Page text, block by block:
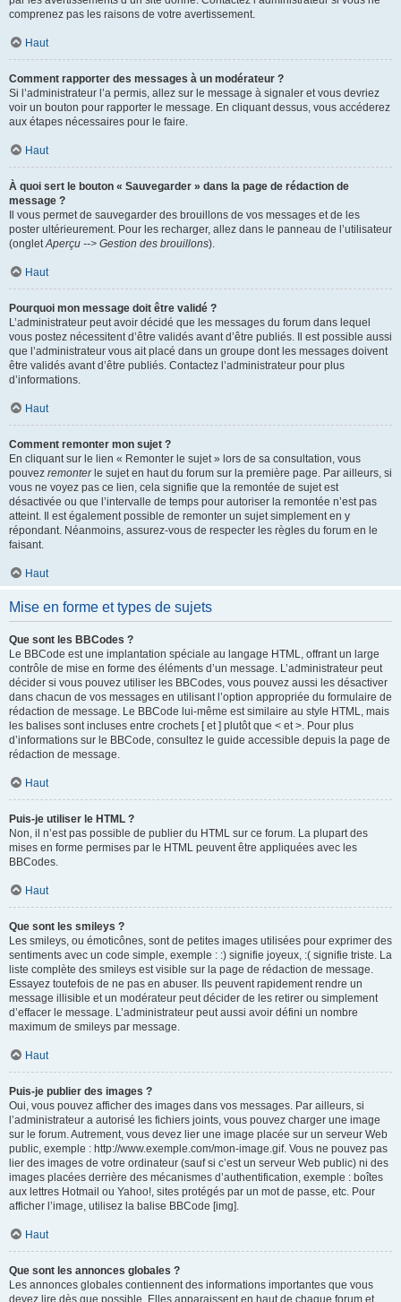
comprenez pas les raisons de votre avertissement.
Haut
Comment rapporter des messages à un modérateur ?
Si l’administrateur l’a permis, allez sur le message à signaler et vous devriez
voir un bouton pour rapporter le message. En cliquant dessus, vous accéderez
aux étapes nécessaires pour le faire.
Haut
À quoi sert le bouton « Sauvegarder » dans la page de rédaction de
message ?
Il vous permet de sauvegarder des brouillons de vos messages et de les
poster ultérieurement. Pour les recharger, allez dans le panneau de l’utilisateur
(ongletAperçu --> Gestion des brouillons).
Haut
Pourquoi mon message doit être validé ?
L’administrateur peut avoir décidé que les messages du forum dans lequel
vous postez nécessitent d’être validés avant d’être publiés. Il est possible aussi
que l’administrateur vous ait placé dans un groupe dont les messages doivent
être validés avant d’être publiés. Contactez l’administrateur pour plus
d’informations.
Haut
Comment remonter mon sujet ?
En cliquant sur le lien « Remonter le sujet » lors de sa consultation, vous
pouvez remonterle sujet en haut du forum sur la première page. Par ailleurs, si
vous ne voyez pas ce lien, cela signifie que la remontée de sujet est
désactivée ou que l’intervalle de temps pour autoriser la remontée n’est pas
atteint. Il est également possible de remonter un sujet simplement en y
répondant. Néanmoins, assurez-vous de respecter les règles du forum en le
faisant.
Haut
Mise en forme et types de sujets
Que sont les BBCodes ?
Le BBCode est une implantation spéciale au langage HTML, offrant un large
contrôle de mise en forme des éléments d’un message. L’administrateur peut
décider si vous pouvez utiliser les BBCodes, vous pouvez aussi les désactiver
dans chacun de vos messages en utilisant l’option appropriée du formulaire de
rédaction de message. Le BBCode lui-même est similaire au style HTML, mais
les balises sont incluses entre crochets [ et ] plutôt que < et >. Pour plus
d’informations sur le BBCode, consultez le guide accessible depuis la page de
rédaction de message.
Haut
Puis-je utiliser le HTML ?
Non, il n’est pas possible de publier du HTML sur ce forum. La plupart des
mises en forme permises par le HTML peuvent être appliquées avec les
BBCodes.
Haut
Que sont les smileys ?
Les smileys, ou émoticônes, sont de petites images utilisées pour exprimer des
sentiments avec un code simple, exemple : :) signifie joyeux, :( signifie triste. La
liste complète des smileys est visible sur la page de rédaction de message.
Essayez toutefois de ne pas en abuser. Ils peuvent rapidement rendre un
message illisible et un modérateur peut décider de les retirer ou simplement
d’effacer le message. L’administrateur peut aussi avoir défini un nombre
maximum de smileys par message.
Haut
Puis-je publier des images ?
Oui, vous pouvez afficher des images dans vos messages. Par ailleurs, si
l’administrateur a autorisé les fichiers joints, vous pouvez charger une image
sur le forum. Autrement, vous devez lier une image placée sur un serveur Web
public, exemple : http://www.exemple.com/mon-image.gif. Vous ne pouvez pas
lier des images de votre ordinateur (sauf si c’est un serveur Web public) ni des
images placées derrière des mécanismes d’authentification, exemple : boîtes
aux lettres Hotmail ou Yahoo!, sites protégés par un mot de passe, etc. Pour
afficher l’image, utilisez la balise BBCode [img].
Haut
Que sont les annonces globales ?
Les annonces globales contiennent des informations importantes que vous
devez lire dès que possible. Elles apparaissent en haut de chaque forum et